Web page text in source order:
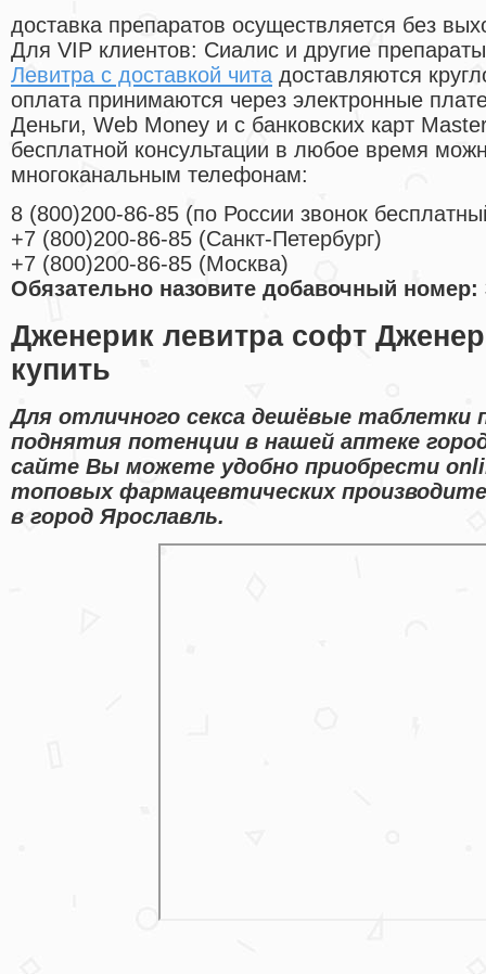
доставка препаратов осуществляется без
Для VIP клиентов: Сиалис и другие
Левитра с доставкой чита доставляются
оплата принимаются через электронные
Деньги, Web Money и с банковских карт
бесплатной консультации в любое время
многоканальным телефонам:
8 (800)200-86-85 (по России звонок
+7 (800)200-86-85 (Санкт-Петербург)
+7 (800)200-86-85 (Москва)
Обязательно назовите добавочный номер:
Дженерик левитра софт
купить
Для отличного секса дешёвые таблетки
поднятия потенции в нашей аптеке
сайте Вы можете удобно приобрести
топовых фармацевтических
в город Ярославль.